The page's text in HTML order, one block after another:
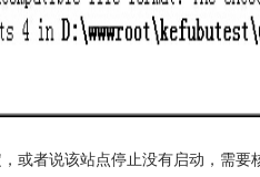
或者说该站点停止没有启动，需